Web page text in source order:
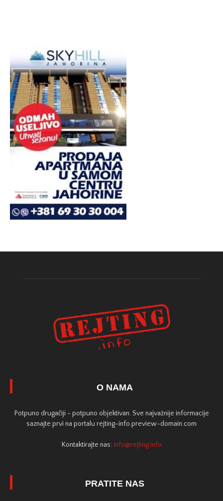
O NAMA
Potpuno drugačiji - potpuno objektivan. Sve najvažnije informacije
saznajte prvi na portalu rejting-info.preview-domain.com
Kontaktirajte nas: info@rejting.info
PRATITE NAS